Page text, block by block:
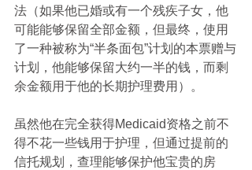
法（如果他已婚或有一个残疾子女，他
可能能够保留全部金额，但最终，使用
了一种被称为“半条面包”计划的本票赠与
计划，他能够保留大约一半的钱，而剩
余金额用于他的长期护理费用）。
虽然他在完全获得Medicaid资格之前不
得不花一些钱用于护理，但通过提前的
信托规划，查理能够保护他宝贵的房